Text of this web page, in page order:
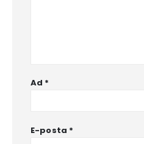
Ad *
E-posta *